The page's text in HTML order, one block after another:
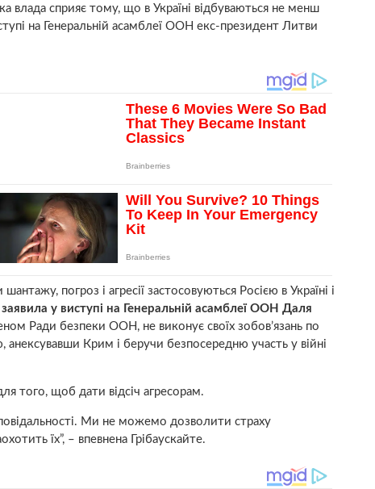
влада сприяє тому, що в Україні відбуваються не менш
на Генеральній асамблеї ООН екс-президент Литви
погроз і агресії застосовуються Росією в Україні і
у виступі на Генеральній асамблеї ООН Даля
Ради безпеки ООН, не виконує своїх зобов’язань по
анексувавши Крим і беручи безпосередню участь у війні
того, щоб дати відсіч агресорам.
Ми не можемо дозволити страху
їх”, – впевнена Грібаускайте.